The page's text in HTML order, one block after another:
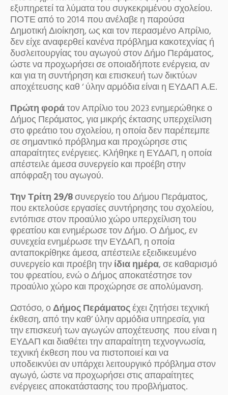
εξυπηρετεί τα λύματα του συγκεκριμένου σχολείου.
ΠΟΤΕ από το 2014 που ανέλαβε η παρούσα
Δημοτική Διοίκηση, ως και τον περασμένο Απρίλιο,
δεν είχε αναφερθεί κανένα πρόβλημα κακοτεχνίας ή
δυσλειτουργίας του αγωγού στον Δήμο Περάματος,
ώστε να προχωρήσει σε οποιαδήποτε ενέργεια, αν
και για τη συντήρηση και επισκευή των δικτύων
αποχέτευσης καθ ‘ ύλην αρμόδια είναι η ΕΥΔΑΠ Α.Ε.
Πρώτη φοράτον Απρίλιο του 2023 ενημερώθηκε ο
Δήμος Περάματος, για μικρής έκτασης υπερχείλιση
στο φρεάτιο του σχολείου, η οποία δεν παρέπεμπε
σε σημαντικό πρόβλημα και προχώρησε στις
απαραίτητες ενέργειες. Κλήθηκε η ΕΥΔΑΠ, η οποία
απέστειλε άμεσα συνεργείο και προέβη στην
απόφραξη του αγωγού.
Την Τρίτη 29/8συνεργείο του Δήμου Περάματος,
που εκτελούσε εργασίες συντήρησης του σχολείου,
εντόπισε στον προαύλιο χώρο υπερχείλιση του
φρεατίου και ενημέρωσε τον Δήμο. Ο Δήμος, εν
συνεχεία ενημέρωσε την ΕΥΔΑΠ, η οποία
ανταποκρίθηκε άμεσα, απέστειλε εξειδικευμένο
συνεργείο και προέβη τηνίδια ημέρα, σε καθαρισμό
του φρεατίου, ενώ ο Δήμος αποκατέστησε τον
προαύλιο χώρο και προχώρησε σε απολύμανση.
Ωστόσο, οΔήμος Περάματοςέχει ζητήσει τεχνική
έκθεση, από την καθ’ ύλην αρμόδια υπηρεσία, για
την επισκευή των αγωγών αποχέτευσης που είναι η
ΕΥΔΑΠ και διαθέτει την απαραίτητη τεχνογνωσία,
τεχνική έκθεση που να πιστοποιεί και να
υποδεικνύει αν υπάρχει λειτουργικό πρόβλημα στον
αγωγό, ώστε να προχωρήσει στις απαραίτητες
ενέργειες αποκατάστασης του προβλήματος.